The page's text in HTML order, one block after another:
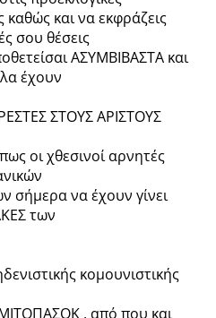
καθώς και να εκφράζεις
σου θέσεις
ΑΣΥΜΒΙΒΑΣΤΑ και
έχουν
ΣΤΟΥΣ ΑΡΙΣΤΟΥΣ
οι χθεσινοί αρνητές
σήμερα να έχουν γίνει
των
κομουνιστικής
, από που και